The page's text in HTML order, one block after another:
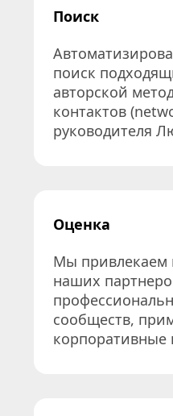
Поиск
поиск
авторской
контактов
руководителя
Оценка
Мы привлекаем
наших
сообществ,
корпоративные